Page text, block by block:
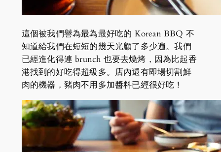
這個被我們譽為最為最好吃的 Korean BBQ 不
知道給我們在短短的幾天光顧了多少遍。我們
已經進化得連 brunch 也要去燒烤，因為比起香
港找到的好吃得超級多。店內還有即場切割鮮
肉的機器，豬肉不用多加醬料已經很好吃！